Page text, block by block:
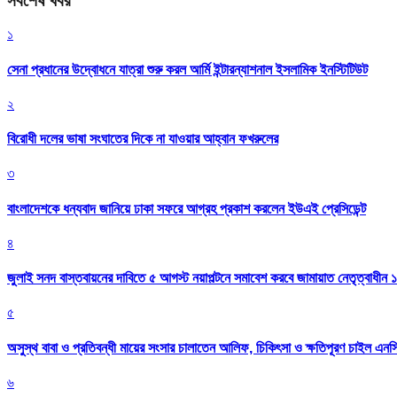
১
সেনা প্রধানের উদ্বোধনে যাত্রা শুরু করল আর্মি ইন্টারন্যাশনাল ইসলামিক ইনস্টিটিউট
২
বিরোধী দলের ভাষা সংঘাতের দিকে না যাওয়ার আহ্বান ফখরুলের
৩
বাংলাদেশকে ধন্যবাদ জানিয়ে ঢাকা সফরে আগ্রহ প্রকাশ করলেন ইউএই প্রেসিডেন্ট
৪
জুলাই সনদ বাস্তবায়নের দাবিতে ৫ আগস্ট নয়াপল্টনে সমাবেশ করবে জামায়াত নেতৃত্বাধীন
৫
অসুস্থ বাবা ও প্রতিবন্ধী মায়ের সংসার চালাতেন আলিফ, চিকিৎসা ও ক্ষতিপূরণ চাইল
৬